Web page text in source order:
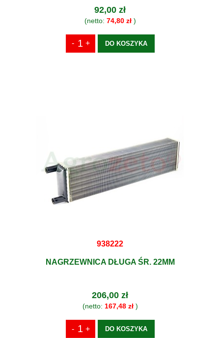
92,00 zł
(netto: 74,80 zł)
DO KOSZYKA
938222
NAGRZEWNICA DŁUGA ŚR. 22MM
206,00 zł
(netto: 167,48 zł)
DO KOSZYKA